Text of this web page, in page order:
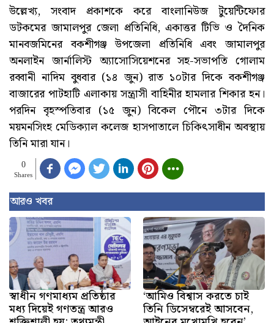
উল্লেখ্য, সংবাদ প্রকাশকে করে বাংলানিউজ টুয়েন্টিফোর
ডটকমের জামালপুর জেলা প্রতিনিধি, একাত্তর টিভি ও দৈনিক
মানবজমিনের বকশীগঞ্জ উপজেলা প্রতিনিধি এবং জামালপুর
অনলাইন জার্নালিস্ট অ্যাসোসিয়েশনের সহ-সভাপতি গোলাম
রব্বানী নাদিম বুধবার (১৪ জুন) রাত ১০টার দিকে বকশীগঞ্জ
বাজারের পাটহাটি এলাকায় সন্ত্রাসী বাহিনীর হামলার শিকার হন।
পরদিন বৃহস্পতিবার (১৫ জুন) বিকেল পৌনে ৩টার দিকে
ময়মনসিংহ মেডিক্যাল কলেজ হাসপাতালে চিকিৎসাধীন অবস্থায়
তিনি মারা যান।
0
Shares
আরও খবর
স্বাধীন গণমাধ্যম প্রতিষ্ঠার
মধ্য দিয়েই গণতন্ত্র আরও
‘আমিও বিশ্বাস করতে চাই
তিনি ডিসেম্বরেই আসবেন,